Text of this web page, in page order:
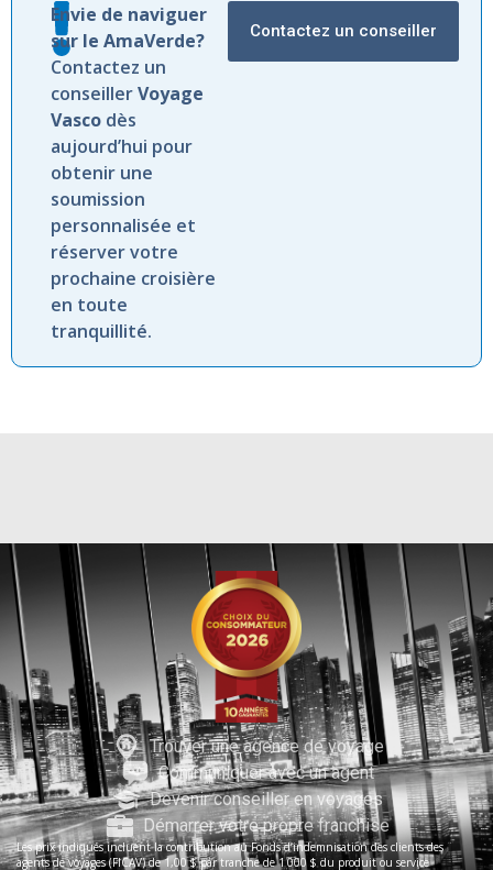
Envie de naviguer
sur le AmaVerde?
Contactez un
conseillerVoyage
Vasco dès
aujourd’hui pour
obtenir une
soumission
personnalisée et
réserver votre
prochaine croisière
en toute
tranquillité.
Contactez un conseiller
Trouver une agence de voyage
Communiquer avec un agent
Devenir conseiller en voyages
Démarrer votre propre franchise
Les prix indiqués incluent la contribution au Fonds d’indemnisation des clients des
agents de voyages (FICAV) de 1,00 $ par tranche de 1 000 $ du produit ou service